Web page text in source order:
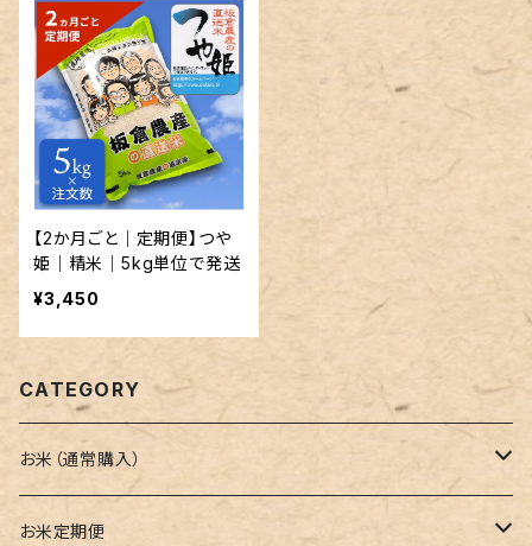
【2か月ごと｜定期便】つや
姫｜精米｜5kg単位で発送
¥3,450
CATEGORY
お米（通常購入）
ひとめぼれ
お米定期便